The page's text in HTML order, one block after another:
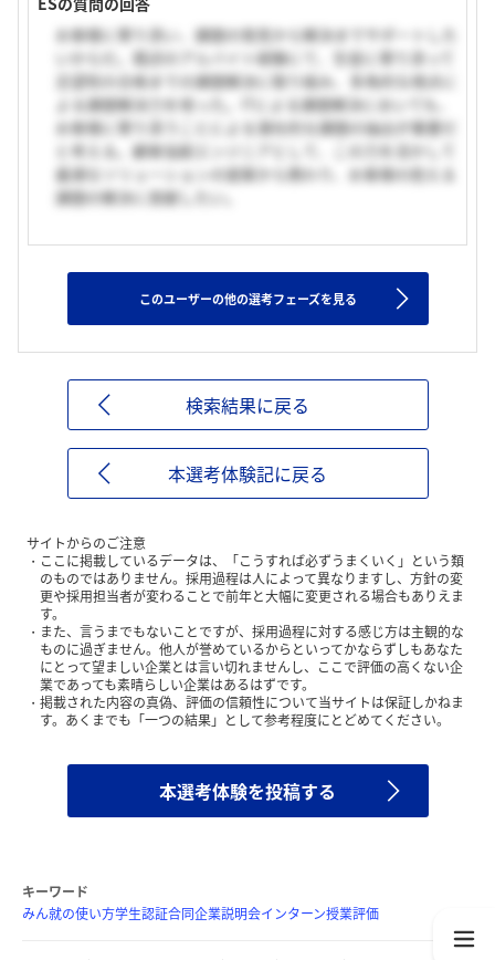
お客様に寄り添い、課題の発見から解決までサポートした
いからだ。既述のアルバイト経験にて、生徒に寄り添って
志望校の合格までの課題解決に取り組み、多角的な視点に
よる課題解決力を培った。ITによる課題解決においても、
お客様に寄り添うことによる潜在的な課題の抽出が重要だ
と考える。顧客協創エンジニアとして、この力を活かして
最適なソリューションの提案から携わり、お客様の抱える
課題の解決に貢献したい。
このユーザーの他の選考フェーズを見る
検索結果に戻る
本選考体験記に戻る
サイトからのご注意
ここに掲載しているデータは、「こうすれば必ずうまくいく」という類
のものではありません。採用過程は人によって異なりますし、方針の変
更や採用担当者が変わることで前年と大幅に変更される場合もありえま
す。
また、言うまでもないことですが、採用過程に対する感じ方は主観的な
ものに過ぎません。他人が誉めているからといってかならずしもあなた
にとって望ましい企業とは言い切れませんし、ここで評価の高くない企
業であっても素晴らしい企業はあるはずです。
掲載された内容の真偽、評価の信頼性について当サイトは保証しかねま
す。あくまでも「一つの結果」として参考程度にとどめてください。
本選考体験を投稿する
キーワード
みん就の使い方学生認証合同企業説明会インターン授業評価